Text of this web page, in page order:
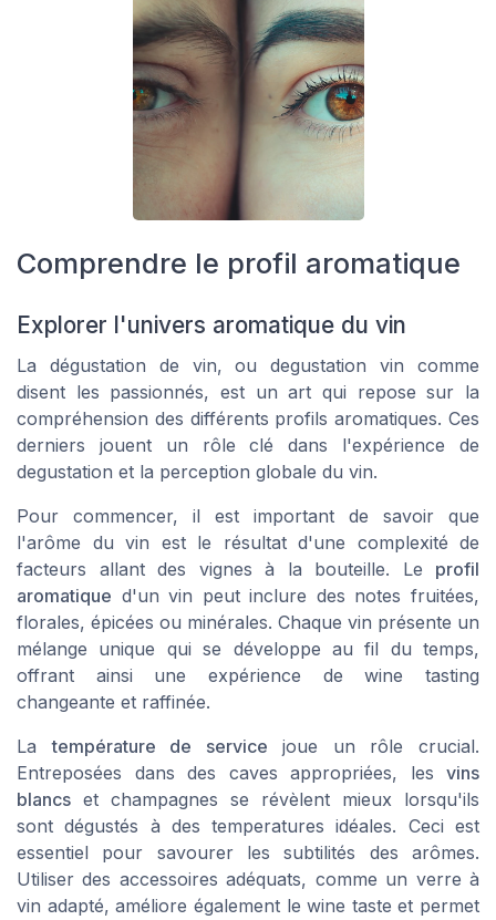
Comprendre le profil aromatique
Explorer l'univers aromatique du vin
La dégustation de vin, ou degustation vin comme
disent les passionnés, est un art qui repose sur la
compréhension des différents profils aromatiques. Ces
derniers jouent un rôle clé dans l'expérience de
degustation et la perception globale du vin.
Pour commencer, il est important de savoir que
l'arôme du vin est le résultat d'une complexité de
facteurs allant des vignes à la bouteille. Le profil
aromatique d'un vin peut inclure des notes fruitées,
florales, épicées ou minérales. Chaque vin présente un
mélange unique qui se développe au fil du temps,
offrant ainsi une expérience de wine tasting
changeante et raffinée.
Latempérature de service joue un rôle crucial.
Entreposées dans des caves appropriées, les vins
blancs et champagnes se révèlent mieux lorsqu'ils
sont dégustés à des temperatures idéales. Ceci est
essentiel pour savourer les subtilités des arômes.
Utiliser des accessoires adéquats, comme un verre à
vin adapté, améliore également le wine taste et permet